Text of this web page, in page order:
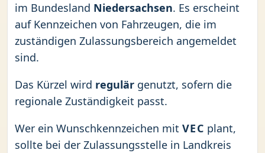
im Bundesland Niedersachsen. Es erscheint
auf Kennzeichen von Fahrzeugen, die im
zuständigen Zulassungsbereich angemeldet
sind.
Das Kürzel wird regulär genutzt, sofern die
regionale Zuständigkeit passt.
Wer ein Wunschkennzeichen mit VEC plant,
sollte bei der Zulassungsstelle in Landkreis